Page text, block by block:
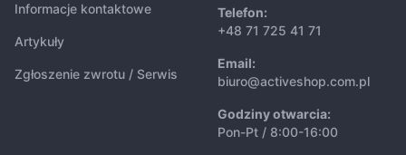
Informacje kontaktowe
Artykuły
Zgłoszenie zwrotu / Serwis
Telefon:
+48 71 725 41 71
Email:
biuro@activeshop.com.pl
Godziny otwarcia:
Pon-Pt / 8:00-16:00